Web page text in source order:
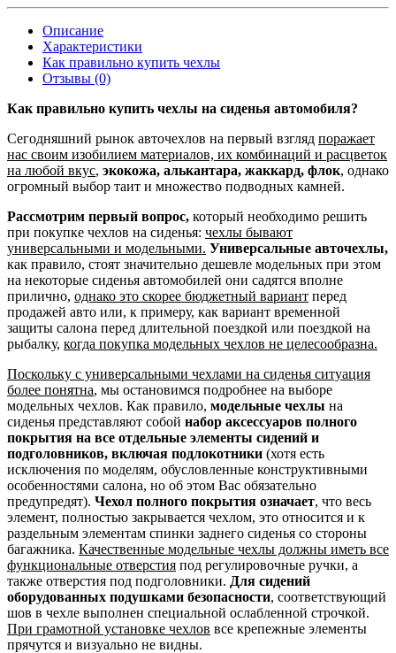
Описание
Характеристики
Как правильно купить чехлы
Отзывы (0)
Как правильно купить чехлы на сиденья автомобиля?
Сегодняшний рынок авточехлов на первый взгляд поражает
нас своим изобилием материалов, их комбинаций и расцветок
на любой вкус, экокожа, алькантара, жаккард, флок, однако
огромный выбор таит и множество подводных камней.
Рассмотрим первый вопрос, который необходимо решить
при покупке чехлов на сиденья: чехлы бывают
универсальными и модельными. Универсальные авточехлы,
как правило, стоят значительно дешевле модельных при этом
на некоторые сиденья автомобилей они садятся вполне
прилично, однако это скорее бюджетный вариант перед
продажей авто или, к примеру, как вариант временной
защиты салона перед длительной поездкой или поездкой на
рыбалку, когда покупка модельных чехлов не целесообразна.
Поскольку с универсальными чехлами на сиденья ситуация
более понятна, мы остановимся подробнее на выборе
модельных чехлов. Как правило, модельные чехлы на
сиденья представляют собой набор аксессуаров полного
покрытия на все отдельные элементы сидений и
подголовников, включая подлокотники (хотя есть
исключения по моделям, обусловленные конструктивными
особенностями салона, но об этом Вас обязательно
предупредят). Чехол полного покрытия означает, что весь
элемент, полностью закрывается чехлом, это относится и к
раздельным элементам спинки заднего сиденья со стороны
багажника. Качественные модельные чехлы должны иметь все
функциональные отверстия под регулировочные ручки, а
также отверстия под подголовники. Для сидений
оборудованных подушками безопасности, соответствующий
шов в чехле выполнен специальной ослабленной строчкой.
При грамотной установке чехлов все крепежные элементы
прячутся и визуально не видны.